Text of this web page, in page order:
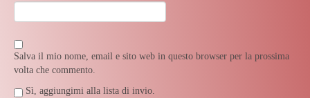
Salva il mio nome, email e sito web in questo browser per la prossima
volta che commento.
Sì, aggiungimi alla lista di invio.